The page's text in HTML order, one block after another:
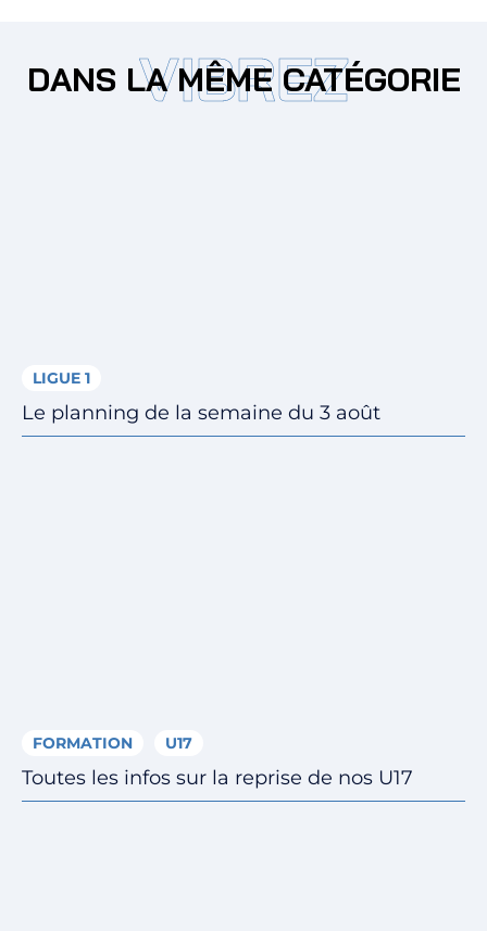
VIBREZ
DANS LA MÊME CATÉGORIE
LIGUE 1
Le planning de la semaine du 3 août
FORMATION U17
Toutes les infos sur la reprise de nos U17